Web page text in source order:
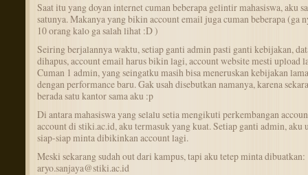
Saat itu yang doyan internet cuman beberapa gelintir mahasiswa, aku
satunya. Makanya yang bikin account email juga cuman beberapa (ga
10 orang kalo ga salah lihat :D )
Seiring berjalannya waktu, setiap ganti admin pasti ganti kebijakan,
dihapus, account email harus bikin lagi, account website mesti upload
Cuman 1 admin, yang seingatku masih bisa meneruskan kebijakan
dengan performance baru. Gak usah disebutkan namanya, karena
berada satu kantor sama aku :p
Di antara mahasiswa yang selalu setia mengikuti perkembangan
account di stiki.ac.id, aku termasuk yang kuat. Setiap ganti admin, aku
siap-siap minta dibikinkan account lagi.
Meski sekarang sudah out dari kampus, tapi aku tetep minta dibuatkan:
aryo.sanjaya@stiki.ac.id